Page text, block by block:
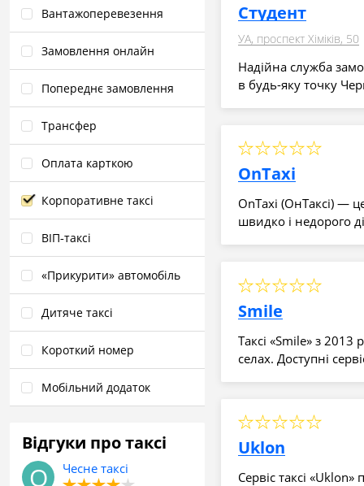
Вантажоперевезення
Замовлення онлайн
Попереднє замовлення
Трансфер
Оплата карткою
Корпоративне таксі
ВІП‑таксі
«Прикурити» автомобіль
Дитяче таксі
Короткий номер
Мобільний додаток
Відгуки про таксі
Чесне таксі
Студент
УА, проспект Хіміків, 50
Надійна служба
в будь-яку точку
OnTaxi
OnTaxi (ОнТаксі) —
швидко і недорого
Smile
Таксі «Smile» з 2013
селах. Доступні
Uklon
Сервіс таксі